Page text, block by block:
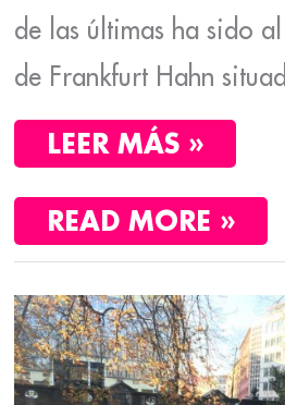
de las últimas ha sido
de Frankfurt Hahn
LEER MÁS »
READ MORE »
ESCAPADA
DE
CUATRO
DÍAS